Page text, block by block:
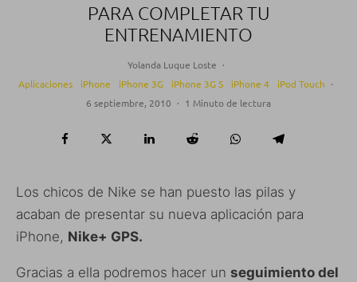
PARA COMPLETAR TU
ENTRENAMIENTO
Yolanda Luque Loste ·
Aplicaciones
iPhone iPhone 3G iPhone 3G S iPhone 4 iPod Touch ·
6 septiembre, 2010 · 1 Minuto de lectura
Los chicos de Nike se han puesto las pilas y
acaban de presentar su nueva aplicación para
iPhone, Nike+ GPS.
Gracias a ella podremos hacer un seguimiento del